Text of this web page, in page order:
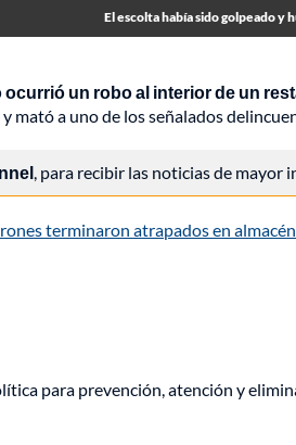
El escolta había sido golpeado y
ocurrió un robo al interior de un
mató a uno de los señalados
, para recibir las noticias de mayor
terminaron atrapados en
para prevención, atención y